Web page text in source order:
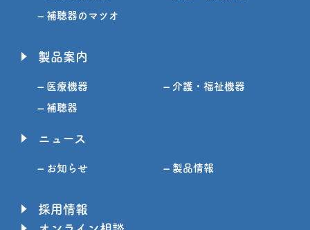
– 補聴器のマツオ
製品案内
– 医療機器 – 介護・福祉機器
– 補聴器
ニュース
– お知らせ – 製品情報
採用情報